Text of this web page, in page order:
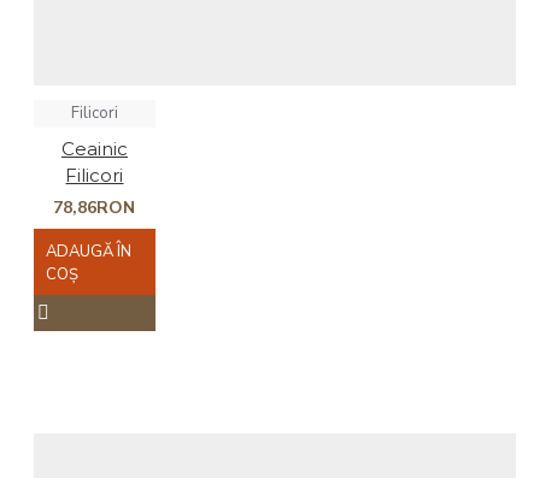
Filicori
Ceainic
Filicori
78,86RON
ADAUGĂ ÎN
COŞ